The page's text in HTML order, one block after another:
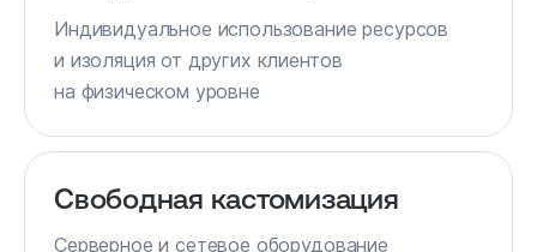
Индивидуальное использование ресурсов
и изоляция от других клиентов
на физическом уровне
Свободная кастомизация
Серверное и сетевое оборудование